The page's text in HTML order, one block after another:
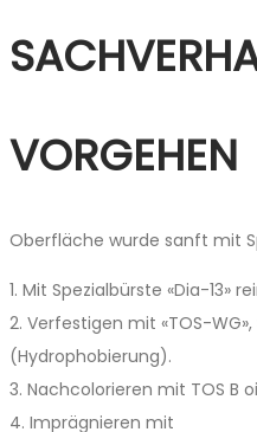
VORGEHEN
Oberfläche wurde sanft mit
1. Mit Spezialbürste «Dia-13»
2. Verfestigen mit «TOS-
(Hydrophobierung).
3. Nachcolorieren mit TOS B
4. Imprägnieren mit